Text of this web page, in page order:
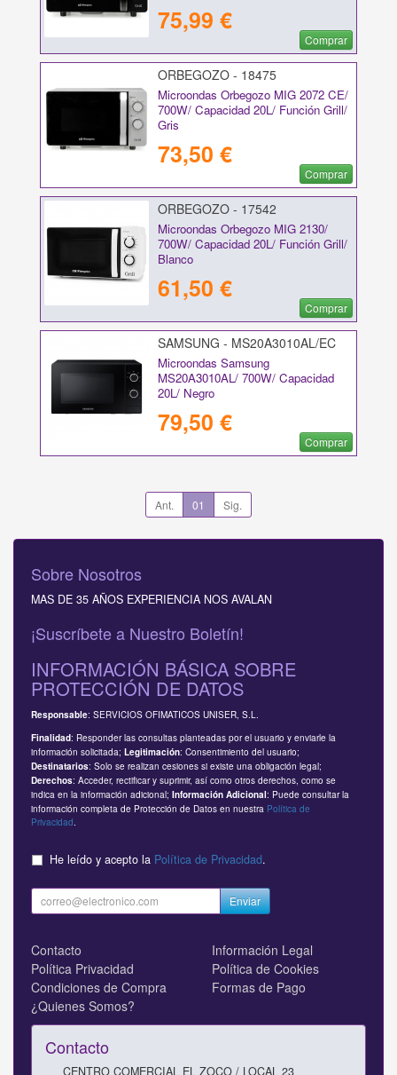
75,99 €
Comprar
ORBEGOZO - 18475
Microondas Orbegozo MIG 2072 CE/
700W/ Capacidad 20L/ Función Grill/
Gris
73,50 €
Comprar
ORBEGOZO - 17542
Microondas Orbegozo MIG 2130/
700W/ Capacidad 20L/ Función Grill/
Blanco
61,50 €
Comprar
SAMSUNG - MS20A3010AL/EC
Microondas Samsung
MS20A3010AL/ 700W/ Capacidad
20L/ Negro
79,50 €
Comprar
Ant. 01 Sig.
Sobre Nosotros
MAS DE 35 AÑOS EXPERIENCIA NOS AVALAN
¡Suscríbete a Nuestro Boletín!
INFORMACIÓN BÁSICA SOBRE
PROTECCIÓN DE DATOS
Responsable: SERVICIOS OFIMATICOS UNISER, S.L.
Finalidad: Responder las consultas planteadas por el usuario y enviarle la
información solicitada; Legitimación: Consentimiento del usuario;
Destinatarios: Solo se realizan cesiones si existe una obligación legal;
Derechos: Acceder, rectificar y suprimir, así como otros derechos, como se
indica en la información adicional; Información Adicional: Puede consultar la
información completa de Protección de Datos en nuestra Política de
Privacidad
He leído y acepto la Política de Privacidad.
Enviar
Contacto
Información Legal
Política Privacidad
Política de Cookies
Condiciones de Compra
Formas de Pago
¿Quienes Somos?
Contacto
CENTRO COMERCIAL EL ZOCO / LOCAL 23